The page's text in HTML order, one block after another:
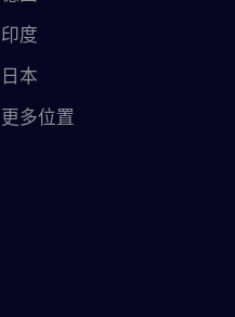
印度
日本
更多位置